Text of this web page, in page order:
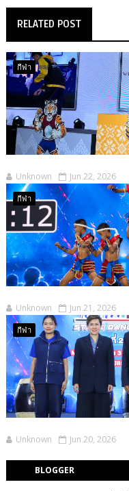
RELATED POST
กีฬา
Unknown Jun 22, 2026
กีฬา
Unknown Jun 21, 2026
กีฬา
Unknown Jun 20, 2026
BLOGGER